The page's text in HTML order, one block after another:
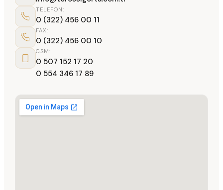
TELEFON:
0 (322) 456 00 11
FAX:
0 (322) 456 00 10
GSM:
0 507 152 17 20
0 554 346 17 89